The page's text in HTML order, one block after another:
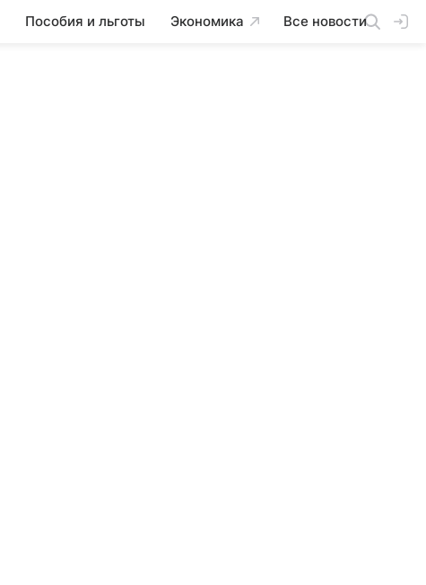
Пособия и льготы Экономика Все новости